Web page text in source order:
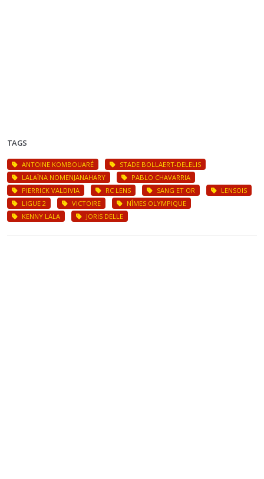
TAGS
ANTOINE KOMBOUARÉ
STADE BOLLAERT-DELELIS
LALAÏNA NOMENJANAHARY
PABLO CHAVARRIA
PIERRICK VALDIVIA
RC LENS SANG ET OR
LENSOIS
LIGUE 2
VICTOIRE
NÎMES OLYMPIQUE
KENNY LALA
JORIS DELLE